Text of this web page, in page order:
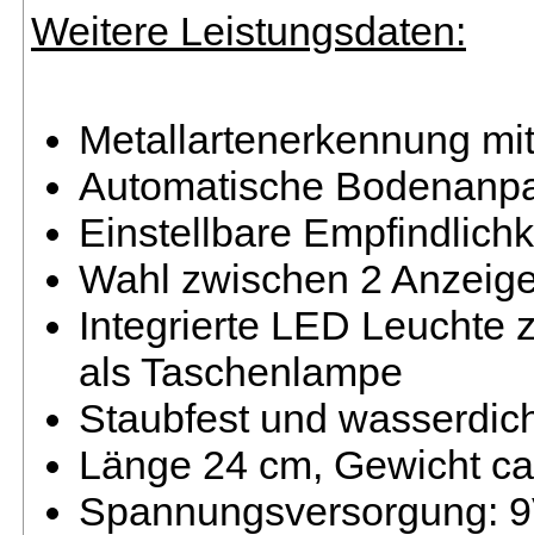
Weitere Leistungsdaten:
Metallartenerkennung
Automatische
Einstellbare
Wahl zwischen 2
Integrierte LED Leuchte
als Taschenlampe
Staubfest und
Länge 24 cm, Gewicht
Spannungsversorgung: